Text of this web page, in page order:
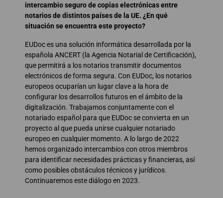
intercambio seguro de copias electrónicas entre
notarios de distintos países de la UE. ¿En qué
situación se encuentra este proyecto?
EUDoc es una solución informática desarrollada por la
española ANCERT (la Agencia Notarial de Certificación),
que permitirá a los notarios transmitir documentos
electrónicos de forma segura. Con EUDoc, los notarios
europeos ocuparían un lugar clave a la hora de
configurar los desarrollos futuros en el ámbito de la
digitalización. Trabajamos conjuntamente con el
notariado español para que EUDoc se convierta en un
proyecto al que pueda unirse cualquier notariado
europeo en cualquier momento. A lo largo de 2022
hemos organizado intercambios con otros miembros
para identificar necesidades prácticas y financieras, así
como posibles obstáculos técnicos y jurídicos.
Continuaremos este diálogo en 2023.